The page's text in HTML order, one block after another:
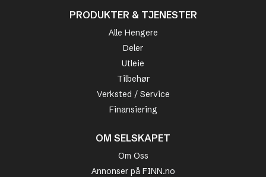
PRODUKTER & TJENESTER
Alle Hengere
Deler
Utleie
Tilbehør
Verksted / Service
Finansiering
OM SELSKAPET
Om Oss
Annonser på FINN.no